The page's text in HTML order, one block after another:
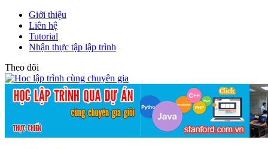
Giới thiệu
Liên hệ
Tutorial
Nhận thực tập lập trình
Theo dõi